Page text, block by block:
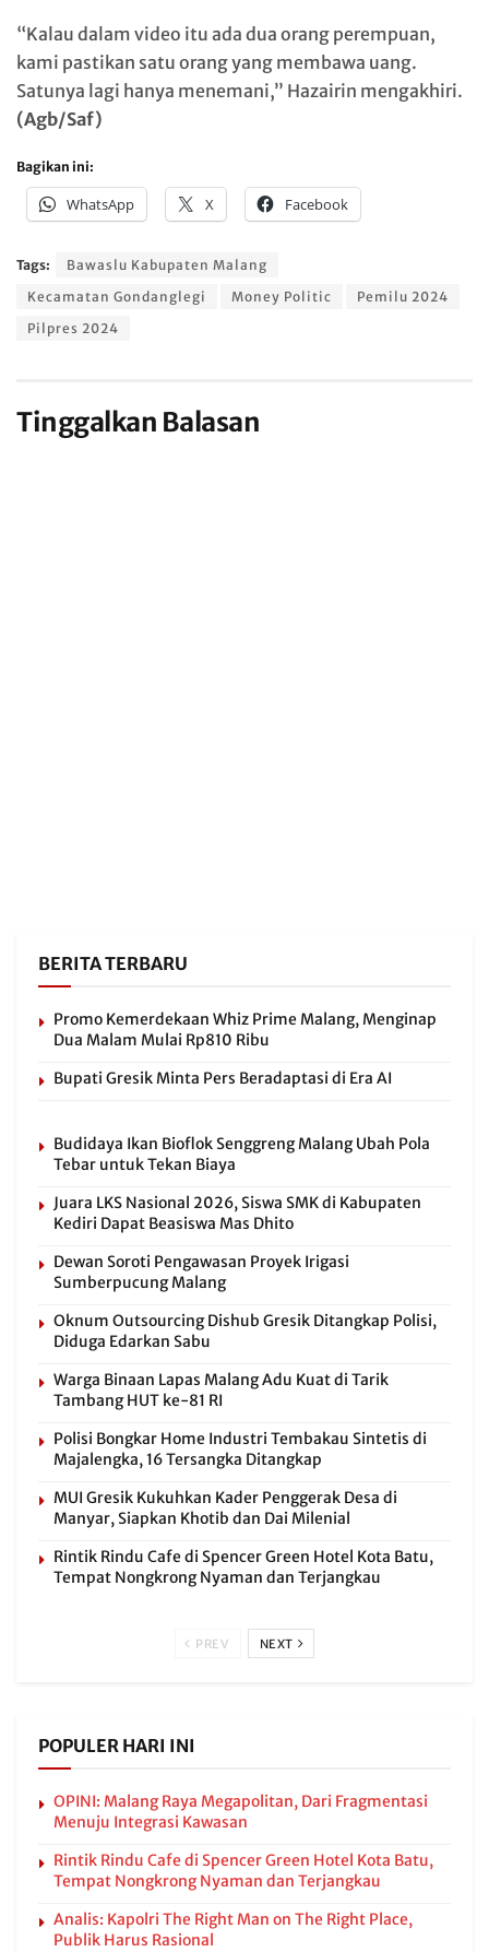
“Kalau dalam video itu ada dua orang perempuan,
kami pastikan satu orang yang membawa uang.
Satunya lagi hanya menemani,” Hazairin mengakhiri.
(Agb/Saf)
Bagikan ini:
WhatsApp X Facebook
Tags:
Bawaslu Kabupaten Malang
Kecamatan Gondanglegi
Money Politic
Pemilu 2024
Pilpres 2024
Tinggalkan Balasan
BERITA TERBARU
Promo Kemerdekaan Whiz Prime Malang, Menginap
Dua Malam Mulai Rp810 Ribu
Bupati Gresik Minta Pers Beradaptasi di Era AI
Budidaya Ikan Bioflok Senggreng Malang Ubah Pola
Tebar untuk Tekan Biaya
Juara LKS Nasional 2026, Siswa SMK di Kabupaten
Kediri Dapat Beasiswa Mas Dhito
Dewan Soroti Pengawasan Proyek Irigasi
Sumberpucung Malang
Oknum Outsourcing Dishub Gresik Ditangkap Polisi,
Diduga Edarkan Sabu
Warga Binaan Lapas Malang Adu Kuat di Tarik
Tambang HUT ke-81 RI
Polisi Bongkar Home Industri Tembakau Sintetis di
Majalengka, 16 Tersangka Ditangkap
MUI Gresik Kukuhkan Kader Penggerak Desa di
Manyar, Siapkan Khotib dan Dai Milenial
Rintik Rindu Cafe di Spencer Green Hotel Kota Batu,
Tempat Nongkrong Nyaman dan Terjangkau
PREV NEXT
POPULER HARI INI
OPINI: Malang Raya Megapolitan, Dari Fragmentasi
Menuju Integrasi Kawasan
Rintik Rindu Cafe di Spencer Green Hotel Kota Batu,
Tempat Nongkrong Nyaman dan Terjangkau
Analis: Kapolri The Right Man on The Right Place,
Publik Harus Rasional